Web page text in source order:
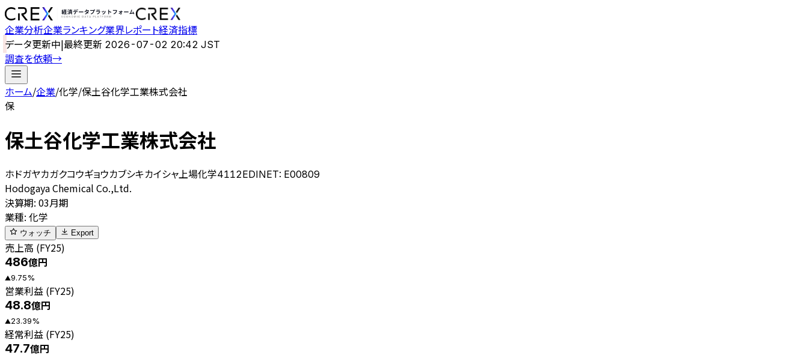
企業分析企業ランキング業界レポート経済指標
データ更新中|最終更新 2026-07-02 20:42 JST
調査を依頼→
ホーム/企業/化学/保土谷化学工業株式会社
保
保土谷化学工業株式会社
ホドガヤカガクコウギョウカブシキカイシャ 上場化学4112EDINET: E00809
Hodogaya Chemical Co.,Ltd.
決算期: 03月期
業種: 化学
ウォッチ Export
売上高 (FY25)
486億円
▲9.75%
営業利益 (FY25)
48.8億円
▲23.39%
経常利益 (FY25)
47.7億円